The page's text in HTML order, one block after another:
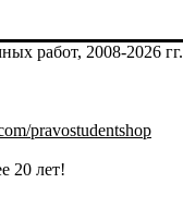
работ, 2008-2026 гг.
pravostudentshop
20 лет!